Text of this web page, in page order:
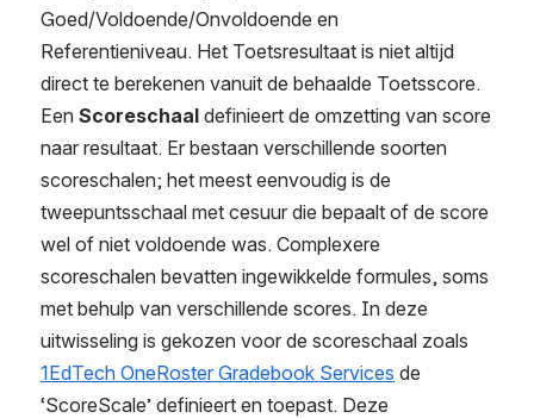
Goed/Voldoende/Onvoldoende en
Referentieniveau. Het Toetsresultaat is niet altijd
direct te berekenen vanuit de behaalde Toetsscore.
Een Scoreschaal definieert de omzetting van score
naar resultaat. Er bestaan verschillende soorten
scoreschalen; het meest eenvoudig is de
tweepuntsschaal met cesuur die bepaalt of de score
wel of niet voldoende was. Complexere
scoreschalen bevatten ingewikkelde formules, soms
met behulp van verschillende scores. In deze
1EdTech OneRoster Gradebook Services de
‘ScoreScale’ definieert en toepast. Deze